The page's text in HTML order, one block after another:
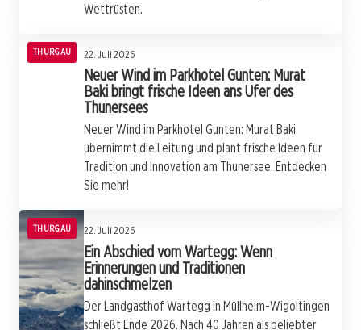
Wettrüsten.
THURGAU 22. Juli 2026
Neuer Wind im Parkhotel Gunten: Murat
Baki bringt frische Ideen ans Ufer des
Thunersees
Neuer Wind im Parkhotel Gunten: Murat Baki
übernimmt die Leitung und plant frische Ideen für
Tradition und Innovation am Thunersee. Entdecken
Sie mehr!
THURGAU 22. Juli 2026
Ein Abschied vom Wartegg: Wenn
Erinnerungen und Traditionen
dahinschmelzen
Der Landgasthof Wartegg in Müllheim-Wigoltingen
schließt Ende 2026. Nach 40 Jahren als beliebter